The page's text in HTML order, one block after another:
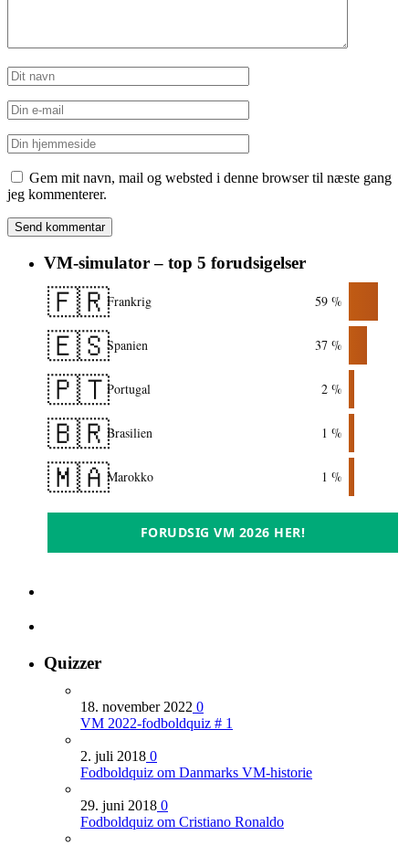
Gem mit navn, mail og websted i denne browser til næste gang
jeg kommenterer.
VM-simulator – top 5 forudsigelser
🇫🇷Frankrig 59 %
🇪🇸Spanien 37 %
🇵🇹Portugal 2 %
🇧🇷Brasilien 1 %
🇲🇦Marokko 1 %
FORUDSIG VM 2026 HER!
Quizzer
18. november 2022 0
VM 2022-fodboldquiz # 1
2. juli 2018 0
Fodboldquiz om Danmarks VM-historie
29. juni 2018 0
Fodboldquiz om Cristiano Ronaldo